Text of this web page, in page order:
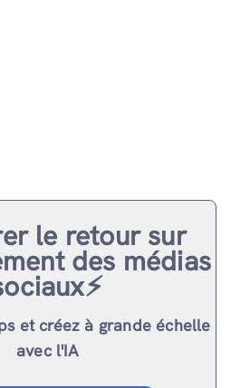
le retour sur
des médias
et créez à grande échelle
avec l'IA